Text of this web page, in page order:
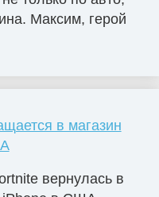
Максим, герой
в магазин
вернулась в